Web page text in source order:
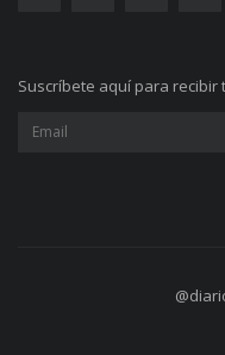
Suscríbete aquí para